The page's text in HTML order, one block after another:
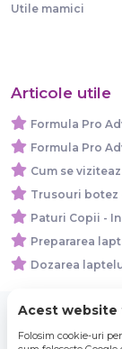
Utile mamici
Articole utile
Formula Pro
Formula Pro
Cum se
Trusouri botez
Paturi Copii -
Prepararea
Dozarea
©
Acest website
Folosim cookie-uri